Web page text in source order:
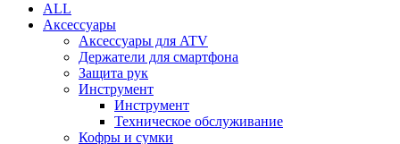
ALL
Аксессуары
Аксессуары для ATV
Держатели для смартфона
Защита рук
Инструмент
Инструмент
Техническое обслуживание
Кофры и сумки